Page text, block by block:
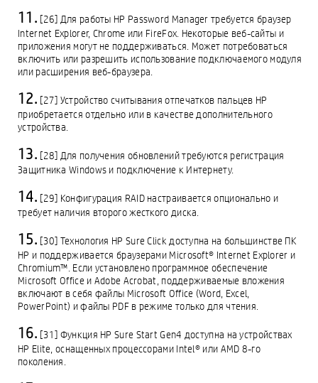
[26] Для работы HP Password Manager требуется браузер
Internet Explorer, Chrome или FireFox. Некоторые веб-сайты и
приложения могут не поддерживаться. Может потребоваться
включить или разрешить использование подключаемого модуля
или расширения веб-браузера.
[27] Устройство считывания отпечатков пальцев HP
приобретается отдельно или в качестве дополнительного
устройства.
[28] Для получения обновлений требуются регистрация
Защитника Windows и подключение к Интернету.
[29] Конфигурация RAID настраивается опционально и
требует наличия второго жесткого диска.
[30] Технология HP Sure Click доступна на большинстве ПК
HP и поддерживается браузерами Microsoft® Internet Explorer и
Chromium™. Если установлено программное обеспечение
Microsoft Office и Adobe Acrobat, поддерживаемые вложения
включают в себя файлы Microsoft Office (Word, Excel,
PowerPoint) и файлы PDF в режиме только для чтения.
[31] Функция HP Sure Start Gen4 доступна на устройствах
HP Elite, оснащенных процессорами Intel® или AMD 8-го
поколения.